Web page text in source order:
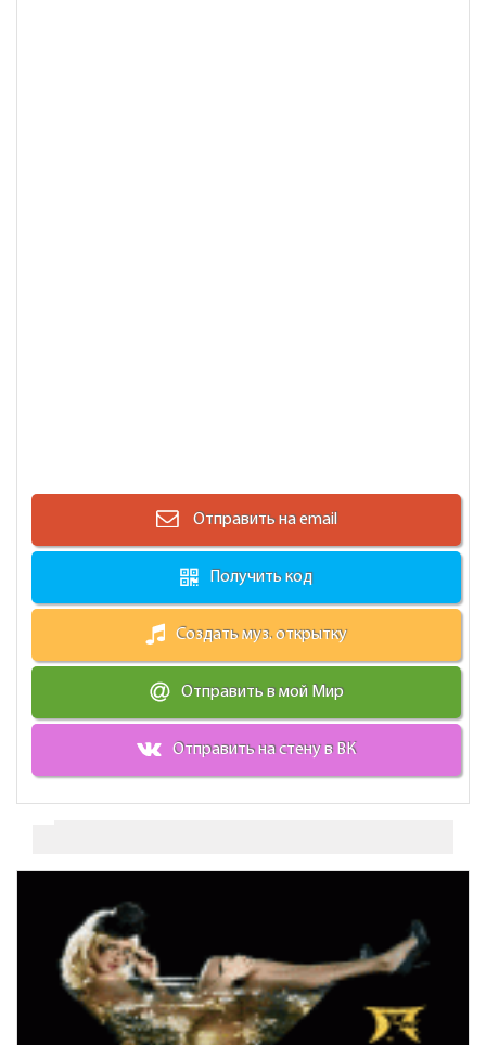
Отправить на email
Получить код
Создать муз. открытку
Отправить в мой Мир
Отправить на стену в ВК